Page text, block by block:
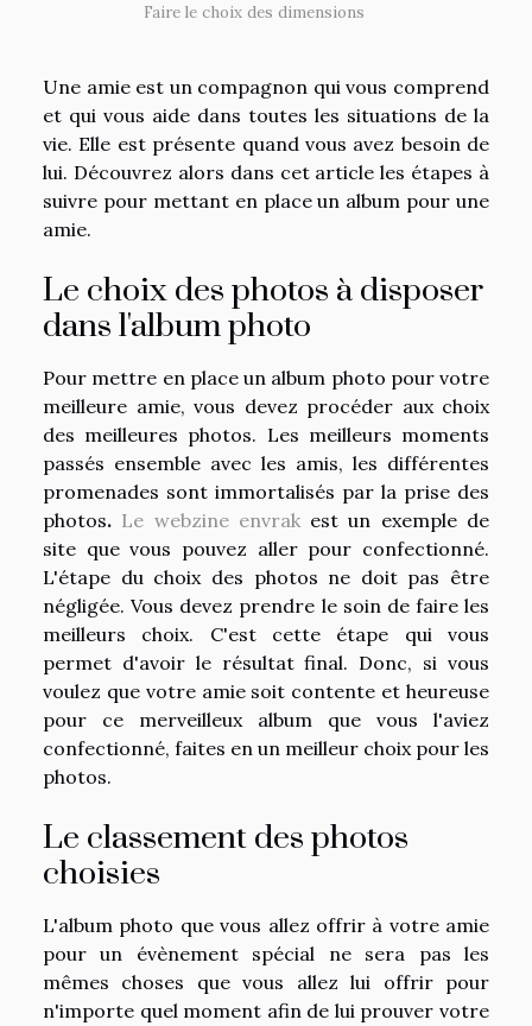
Faire le choix des dimensions
Une amie est un compagnon qui vous comprend
et qui vous aide dans toutes les situations de la
vie. Elle est présente quand vous avez besoin de
lui. Découvrez alors dans cet article les étapes à
suivre pour mettant en place un album pour une
amie.
Le choix des photos à disposer
dans l'album photo
Pour mettre en place un album photo pour votre
meilleure amie, vous devez procéder aux choix
des meilleures photos. Les meilleurs moments
passés ensemble avec les amis, les différentes
promenades sont immortalisés par la prise des
photos. Le webzine envrakest un exemple de
site que vous pouvez aller pour confectionné.
L'étape du choix des photos ne doit pas être
négligée. Vous devez prendre le soin de faire les
meilleurs choix. C'est cette étape qui vous
permet d'avoir le résultat final. Donc, si vous
voulez que votre amie soit contente et heureuse
pour ce merveilleux album que vous l'aviez
confectionné, faites en un meilleur choix pour les
photos.
Le classement des photos
choisies
L'album photo que vous allez offrir à votre amie
pour un évènement spécial ne sera pas les
mêmes choses que vous allez lui offrir pour
n'importe quel moment afin de lui prouver votre